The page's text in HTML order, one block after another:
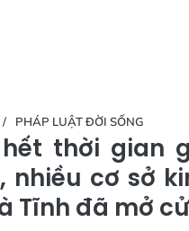
PHÁP LUẬT ĐỜI SỐNG
thời gian
nhiều cơ sở
Tĩnh đã mở